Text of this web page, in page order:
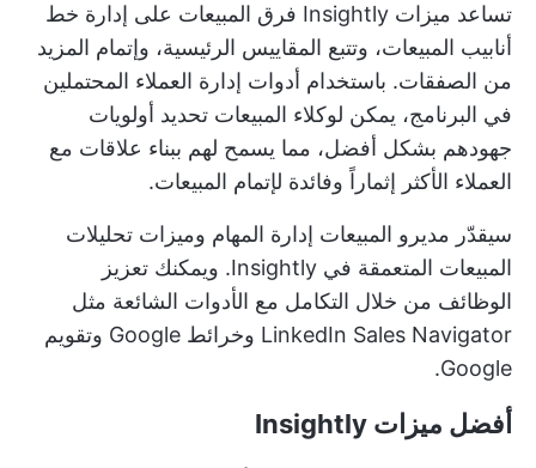
تساعد ميزات Insightly فرق المبيعات على إدارة خط
أنابيب المبيعات، وتتبع المقاييس الرئيسية، وإتمام المزيد
من الصفقات. باستخدام أدوات إدارة العملاء المحتملين
في البرنامج، يمكن لوكلاء المبيعات تحديد أولويات
جهودهم بشكل أفضل، مما يسمح لهم ببناء علاقات مع
العملاء الأكثر إثماراً وفائدة لإتمام المبيعات.
سيقدّر مديرو المبيعات إدارة المهام وميزات تحليلات
المبيعات المتعمقة في Insightly. ويمكنك تعزيز
الوظائف من خلال التكامل مع الأدوات الشائعة مثل
LinkedIn Sales Navigator وخرائط Google وتقويم
Google.
أفضل ميزات Insightly